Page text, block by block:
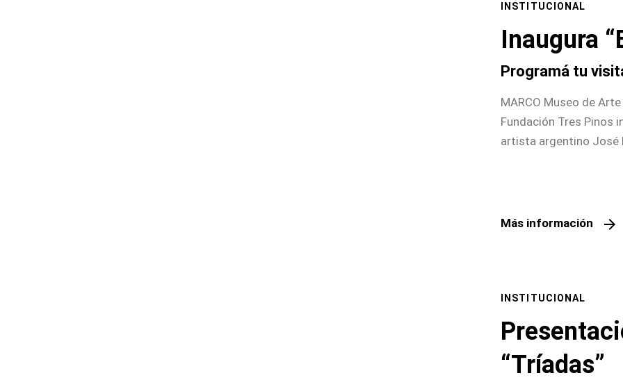
INSTITUCIONAL
Inaugura
Programá tu
MARCO Museo de
Fundación Tres Pinos
artista argentino José
con reserva previa de
Más información arrow_forward
INSTITUCIONAL
“Tríadas”